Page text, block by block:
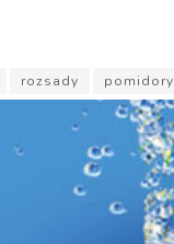
rozsady pomidory